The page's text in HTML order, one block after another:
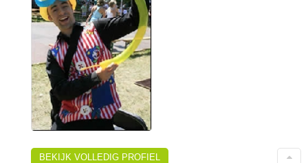
BEKIJK VOLLEDIG PROFIEL